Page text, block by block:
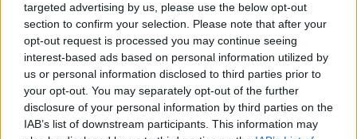
targeted advertising by us, please use the below opt-out
section to confirm your selection. Please note that after your
opt-out request is processed you may continue seeing
interest-based ads based on personal information utilized by
us or personal information disclosed to third parties prior to
your opt-out. You may separately opt-out of the further
disclosure of your personal information by third parties on the
IAB’s list of downstream participants. This information may
Minden bizonnyal Al Steckler úr kapcsolatba
fog lépni veled New Yorkban, és átadja a
további szükséges információkat.
Valószínűleg idegesnek fog tűnni és sürgetni
fog, de ne törődj vele.
Szeretettel: